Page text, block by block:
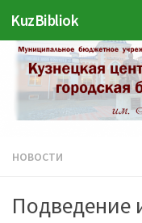
Перейти к
KuzBibliok
НОВОСТИ
Подведение